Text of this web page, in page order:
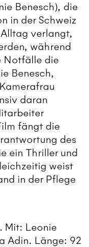
Benesch), die
in der Schweiz
verlangt,
während
Notfälle die
Benesch,
daran
fängt die
des
ein Thriller und
weist
in der Pflege
Mit: Leonie
Adin. Länge: 92